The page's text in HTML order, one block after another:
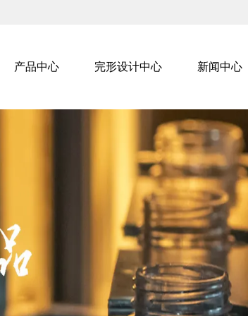
产品中心 完形设计中心 新闻中心